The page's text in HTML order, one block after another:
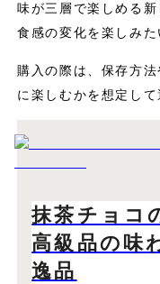
味が三層で楽しめる新
食感の変化を楽しみた
購入の際は、保存方
に楽しむかを想定して
抹茶チョコ
高級品の味
逸品